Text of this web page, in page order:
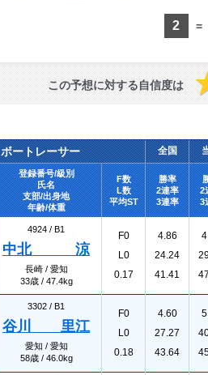
2 =
この予想に対する自信度は
ボートレーサー 全国
登録番号/級別
氏名
支部/出身地
年齢/体重
F数
L数
平均ST
勝率
2連率
3連率
2
3
4924 / B1
中北 涼
長崎 / 愛知
33歳 / 47.4kg
F0
L0
0.17
4.86
24.24
41.41
3302 / B1
谷川 里江
愛知 / 愛知
58歳 / 46.0kg
F0
L0
0.18
4.60
27.27
43.64